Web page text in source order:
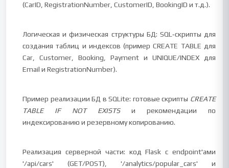
(CarID, RegistrationNumber, CustomerID, BookingID и т.д.).
Логическая и физическая структуры БД: SQL‑скрипты для
создания таблиц и индексов (пример CREATE TABLE для
Car, Customer, Booking, Payment и UNIQUE/INDEX для
Email и RegistrationNumber).
Пример реализации БД в SQLite: готовые скрипты CREATE
TABLE IF NOT EXISTSи рекомендации по
индексированию и резервному копированию.
Реализация серверной части: код Flask с endpoint'ами
'/api/cars' (GET/POST), '/analytics/popular_cars' и